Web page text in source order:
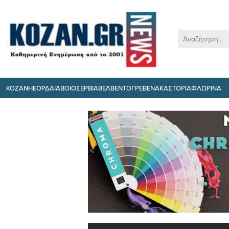
ΚΟΖΑΝΗΕΟΡΔΑΙΑΒΟΙΟΣΕΡΒΙΑΒΕΛΒΕΝΤΟΓΡΕΒΕΝΑΚΑΣΤΟΡΙΑΦΛΩΡΙΝΑ